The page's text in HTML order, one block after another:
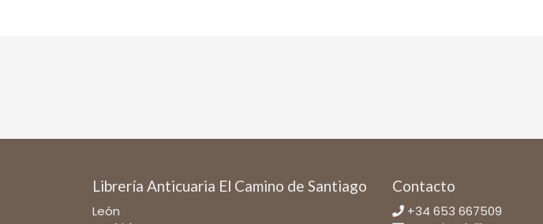
Librería Anticuaria El Camino de Santiago
León
Contacto
+34 653 667509